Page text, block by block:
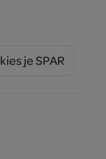
kies je SPAR